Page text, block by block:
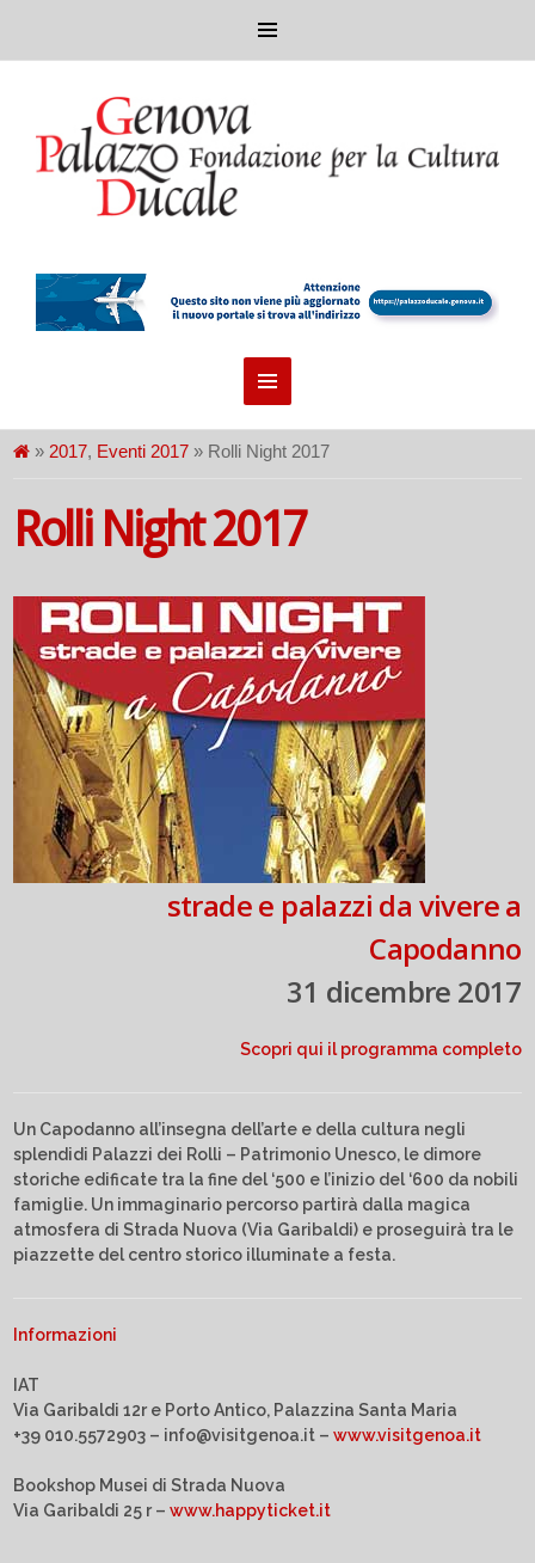
» 2017, Eventi 2017 » Rolli Night 2017
Rolli Night 2017
strade e palazzi da vivere a
Capodanno
31 dicembre 2017
Scopri qui il programma completo
Un Capodanno all’insegna dell’arte e della cultura negli
splendidi Palazzi dei Rolli – Patrimonio Unesco, le dimore
storiche edificate tra la fine del ‘500 e l’inizio del ‘600 da nobili
famiglie. Un immaginario percorso partirà dalla magica
atmosfera di Strada Nuova (Via Garibaldi) e proseguirà tra le
piazzette del centro storico illuminate a festa.
Informazioni
IAT
Via Garibaldi 12r e Porto Antico, Palazzina Santa Maria
+39 010.5572903 – info@visitgenoa.it –www.visitgenoa.it
Bookshop Musei di Strada Nuova
Via Garibaldi 25 r –www.happyticket.it